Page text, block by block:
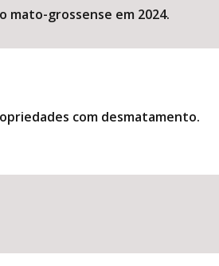
mato-grossense em 2024.
com desmatamento.